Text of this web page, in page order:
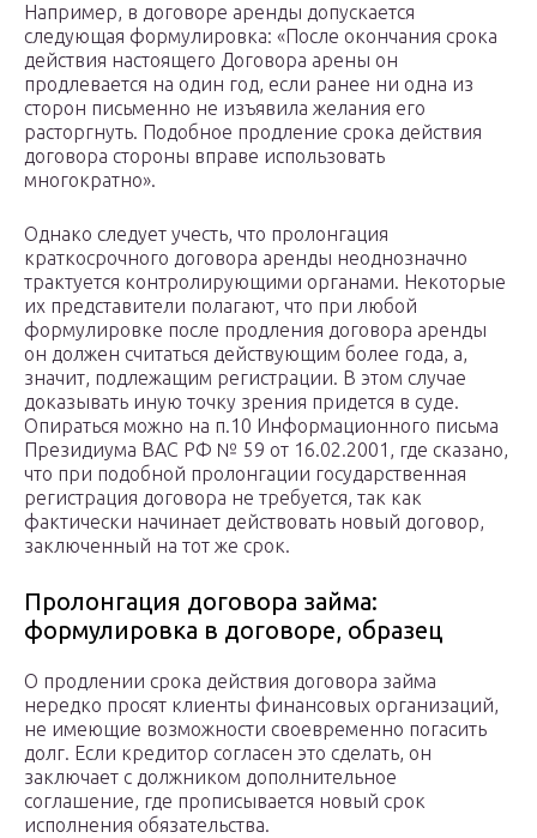
Например, в договоре аренды допускается
следующая формулировка: «После окончания срока
действия настоящего Договора арены он
продлевается на один год, если ранее ни одна из
сторон письменно не изъявила желания его
расторгнуть. Подобное продление срока действия
договора стороны вправе использовать
многократно».
Однако следует учесть, что пролонгация
краткосрочного договора аренды неоднозначно
трактуется контролирующими органами. Некоторые
их представители полагают, что при любой
формулировке после продления договора аренды
он должен считаться действующим более года, а,
значит, подлежащим регистрации. В этом случае
доказывать иную точку зрения придется в суде.
Опираться можно на п.10 Информационного письма
Президиума ВАС РФ № 59 от 16.02.2001, где сказано,
что при подобной пролонгации государственная
регистрация договора не требуется, так как
фактически начинает действовать новый договор,
заключенный на тот же срок.
Пролонгация договора займа:
формулировка в договоре, образец
О продлении срока действия договора займа
нередко просят клиенты финансовых организаций,
не имеющие возможности своевременно погасить
долг. Если кредитор согласен это сделать, он
заключает с должником дополнительное
соглашение, где прописывается новый срок
исполнения обязательства.